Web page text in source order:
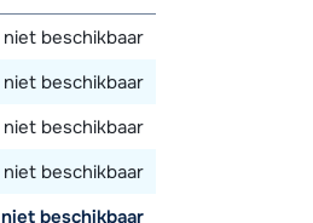
niet beschikbaar
niet beschikbaar
niet beschikbaar
niet beschikbaar
niet beschikbaar